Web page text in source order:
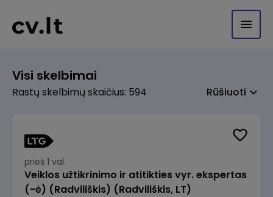
Visi skelbimai
Rastų skelbimų skaičius: 594 Rūšiuoti
prieš 1 val.
Veiklos užtikrinimo ir atitikties vyr. ekspertas
(-ė) (Radviliškis) (Radviliškis, LT)